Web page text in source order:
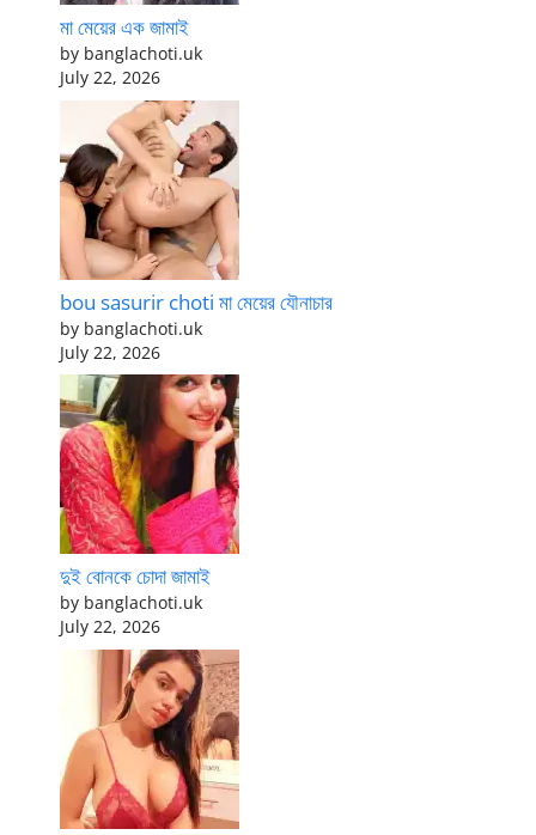
মা মেয়ের এক জামাই
by banglachoti.uk
July 22, 2026
bou sasurir choti মা মেয়ের যৌনাচার
by banglachoti.uk
July 22, 2026
দুই বোনকে চোদা জামাই
by banglachoti.uk
July 22, 2026